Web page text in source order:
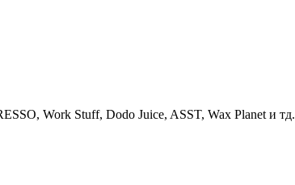
Work Stuff, Dodo Juice, ASST, Wax Planet и тд.